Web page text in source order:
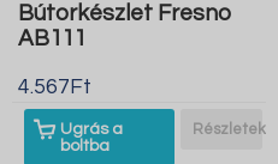
Bútorkészlet Fresno
AB111
4.567Ft
Ugrás a
boltba
Részletek